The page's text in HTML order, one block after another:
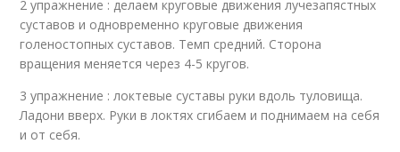
2 упражнение : делаем круговые движения лучезапястных
суставов и одновременно круговые движения
голеностопных суставов. Темп средний. Сторона
вращения меняется через 4-5 кругов.
3 упражнение : локтевые суставы руки вдоль туловища.
Ладони вверх. Руки в локтях сгибаем и поднимаем на себя
и от себя.